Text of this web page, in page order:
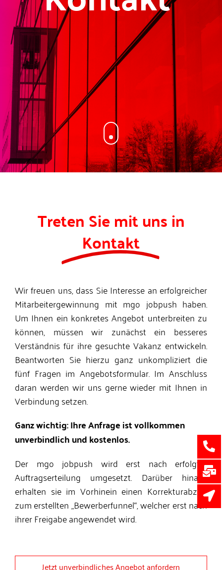
Treten Sie mit uns in
Kontakt
Wir freuen uns, dass Sie Interesse an erfolgreicher
Mitarbeitergewinnung mit mgo jobpush haben.
Um Ihnen ein konkretes Angebot unterbreiten zu
können, müssen wir zunächst ein besseres
Verständnis für ihre gesuchte Vakanz entwickeln.
Beantworten Sie hierzu ganz unkompliziert die
fünf Fragen im Angebotsformular. Im Anschluss
daran werden wir uns gerne wieder mit Ihnen in
Verbindung setzen.
Ganz wichtig: Ihre Anfrage ist vollkommen
unverbindlich und kostenlos.
Der mgo jobpush wird erst nach erfolgter
Auftragserteilung umgesetzt. Darüber hinaus
erhalten sie im Vorhinein einen Korrekturabzug
zum erstellten „Bewerberfunnel“, welcher erst nach
ihrer Freigabe angewendet wird.
Jetzt unverbindliches Angebot anfordern